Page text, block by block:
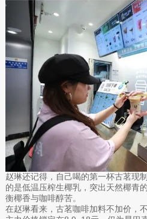
赵琳还记得，自己喝的第一杯古茗现
的是低温压榨生椰乳，突出天然椰青
衡椰香与咖啡醇苦。
在赵琳看来，古茗咖啡加料不加价，